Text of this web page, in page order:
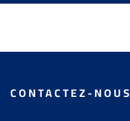
CONTACTEZ-NOUS